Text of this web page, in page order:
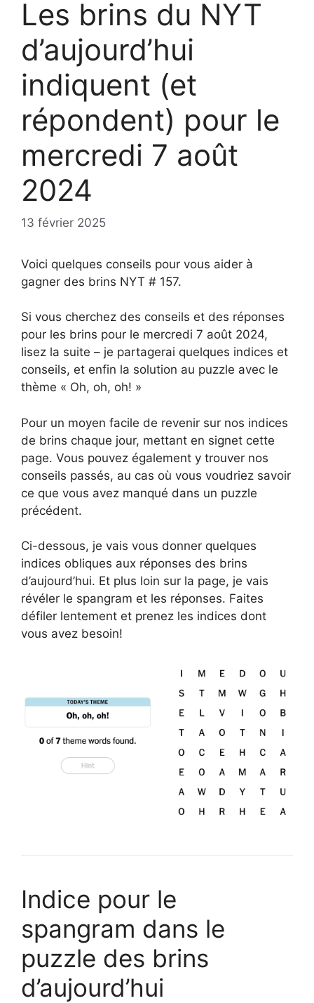
Les brins du NYT
d’aujourd’hui
indiquent (et
répondent) pour le
mercredi 7 août
2024
13 février 2025
Voici quelques conseils pour vous aider à
gagner des brins NYT # 157.
Si vous cherchez des conseils et des réponses
pour les brins pour le mercredi 7 août 2024,
lisez la suite – je partagerai quelques indices et
conseils, et enfin la solution au puzzle avec le
thème « Oh, oh, oh! »
Pour un moyen facile de revenir sur nos indices
de brins chaque jour, mettant en signet cette
page. Vous pouvez également y trouver nos
conseils passés, au cas où vous voudriez savoir
ce que vous avez manqué dans un puzzle
précédent.
Ci-dessous, je vais vous donner quelques
indices obliques aux réponses des brins
d’aujourd’hui. Et plus loin sur la page, je vais
révéler le spangram et les réponses. Faites
défiler lentement et prenez les indices dont
vous avez besoin!
Indice pour le
spangram dans le
puzzle des brins
d’aujourd’hui